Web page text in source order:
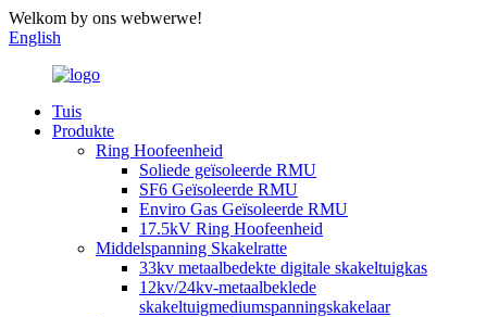
Welkom by ons webwerwe!
English
Tuis
Produkte
Ring Hoofeenheid
Soliede geïsoleerde RMU
SF6 Geïsoleerde RMU
Enviro Gas Geïsoleerde RMU
17.5kV Ring Hoofeenheid
Middelspanning Skakelratte
33kv metaalbedekte digitale skakeltuigkas
12kv/24kv-metaalbeklede
skakeltuigmediumspanningskakelaar